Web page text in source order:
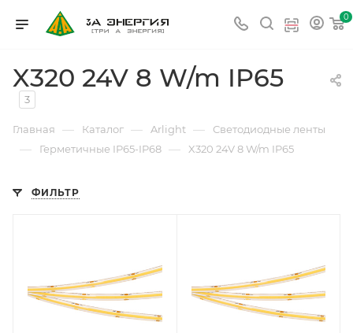
0
X320 24V 8 W/m IP65
3
Главная — Каталог — Arlight — Светодиодные ленты
— Герметичные IP65-IP68 — X320 24V 8 W/m IP65
ФИЛЬТР